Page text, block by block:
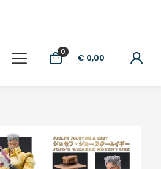
0
€ 0,00